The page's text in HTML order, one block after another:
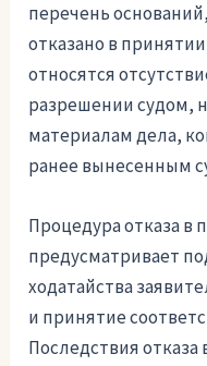
перечень
отказано в
относятся
разрешении судом,
материалам дела,
ранее вынесенным
Процедура отказа в
предусматривает
ходатайства
и принятие
Последствия отказа